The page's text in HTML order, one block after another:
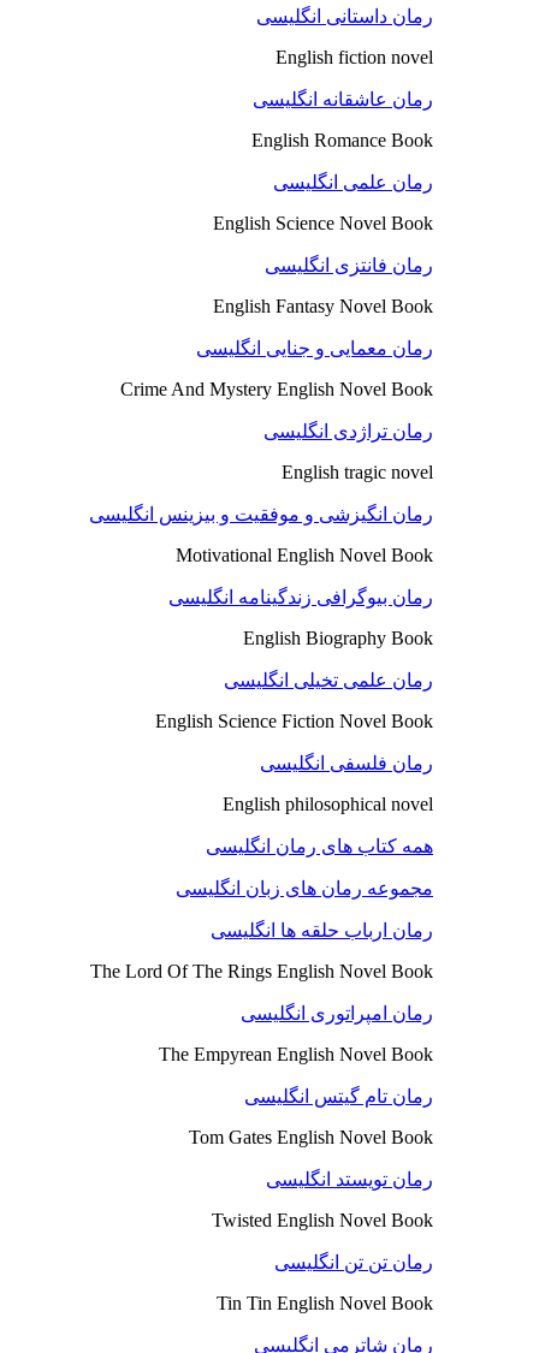
رمان داستانی انگلیسی
English fiction novel
رمان عاشقانه انگلیسی
English Romance Book
رمان علمی انگلیسی
English Science Novel Book
رمان فانتزی انگلیسی
English Fantasy Novel Book
رمان معمایی و جنایی انگلیسی
Crime And Mystery English Novel Book
رمان تراژدی انگلیسی
English tragic novel
رمان انگیزشی و موفقیت و بیزینس انگلیسی
Motivational English Novel Book
رمان بیوگرافی زندگینامه انگلیسی
English Biography Book
رمان علمی تخیلی انگلیسی
English Science Fiction Novel Book
رمان فلسفی انگلیسی
English philosophical novel
همه کتاب های رمان انگلیسی
مجموعه رمان های زبان انگلیسی
رمان ارباب حلقه ها انگلیسی
The Lord Of The Rings English Novel Book
رمان امپراتوری انگلیسی
The Empyrean English Novel Book
رمان تام گیتس انگلیسی
Tom Gates English Novel Book
رمان تویستد انگلیسی
Twisted English Novel Book
رمان تن تن انگلیسی
Tin Tin English Novel Book
رمان شاترمی انگلیسی